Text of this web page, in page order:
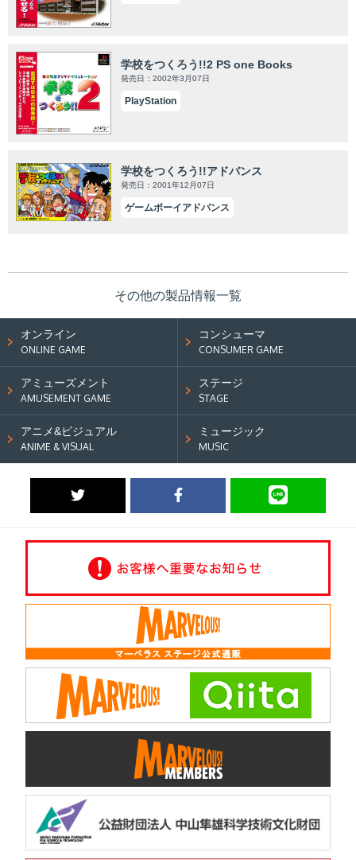
学校をつくろう!!2 PS one Books
発売日：2002年3月07日
PlayStation
学校をつくろう!!アドバンス
発売日：2001年12月07日
ゲームボーイアドバンス
その他の製品情報一覧
オンライン
ONLINE GAME
コンシューマ
CONSUMER GAME
アミューズメント
AMUSEMENT GAME
ステージ
STAGE
アニメ&ビジュアル
ANIME & VISUAL
ミュージック
MUSIC